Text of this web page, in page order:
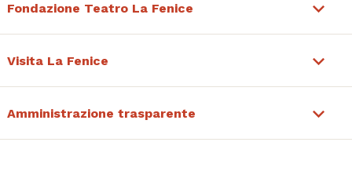
Fondazione Teatro La Fenice
Visita La Fenice
Amministrazione trasparente